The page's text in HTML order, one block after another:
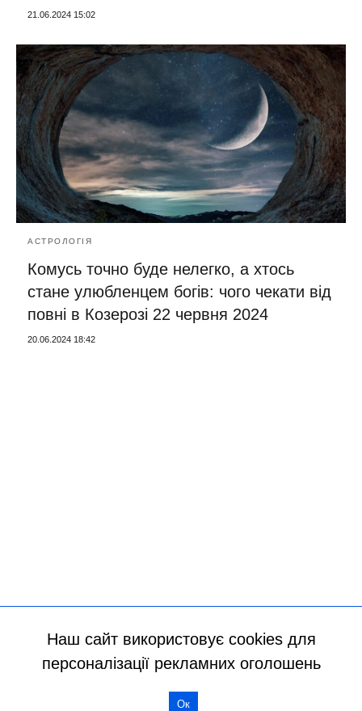
21.06.2024 15:02
АСТРОЛОГІЯ
Комусь точно буде нелегко, а хтось
стане улюбленцем богів: чого чекати від
повні в Козерозі 22 червня 2024
20.06.2024 18:42
Наш сайт використовує cookies для
персоналізації рекламних оголошень
Ок